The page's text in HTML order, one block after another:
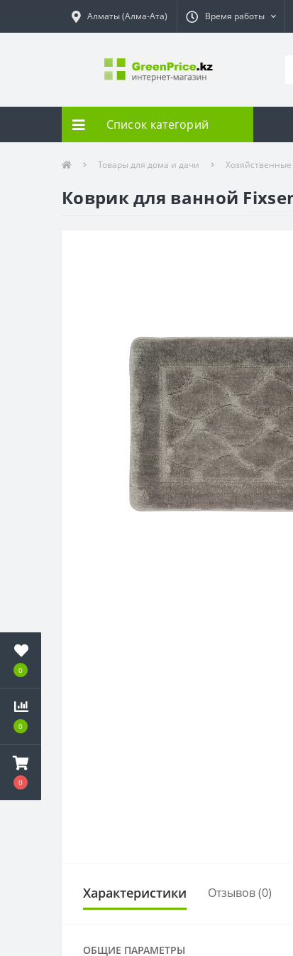
0
0
0
Алматы (Алма-Ата) Время работы
Список категорий
Товары для дома и дачи
Коврик для ванной
Характеристики Отзывов (0)
ОБЩИЕ ПАРАМЕТРЫ